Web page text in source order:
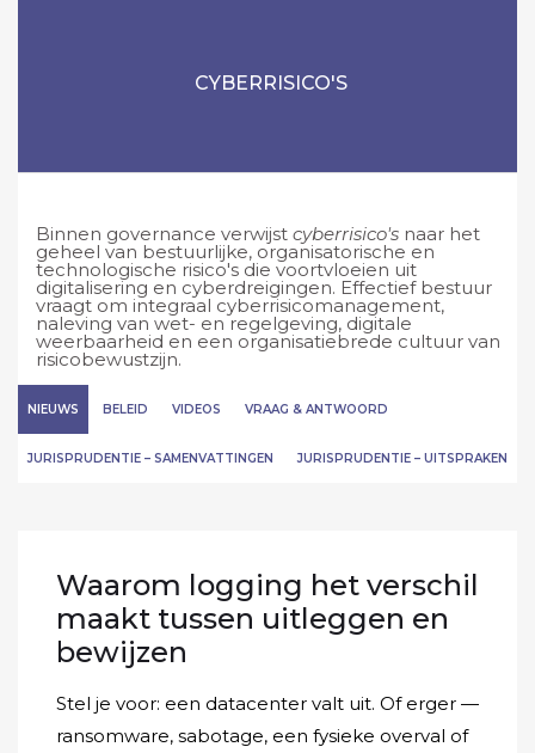
CYBERRISICO'S
Binnen governance verwijst cyberrisico's naar het
geheel van bestuurlijke, organisatorische en
technologische risico's die voortvloeien uit
digitalisering en cyberdreigingen. Effectief bestuur
vraagt om integraal cyberrisicomanagement,
naleving van wet- en regelgeving, digitale
weerbaarheid en een organisatiebrede cultuur van
risicobewustzijn.
NIEUWS BELEID VIDEOS VRAAG & ANTWOORD
JURISPRUDENTIE – SAMENVATTINGEN JURISPRUDENTIE – UITSPRAKEN
Waarom logging het verschil
maakt tussen uitleggen en
bewijzen
Stel je voor: een datacenter valt uit. Of erger —
ransomware, sabotage, een fysieke overval of